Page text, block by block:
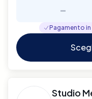
-
Pagamento in
Studio